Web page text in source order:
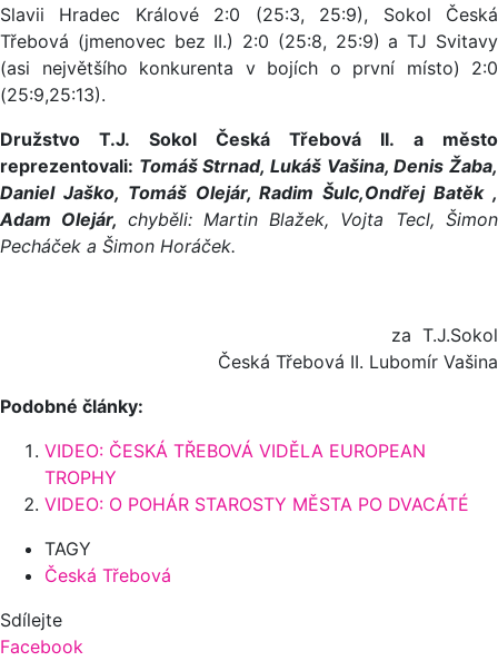
Slavii Hradec Králové 2:0 (25:3, 25:9), Sokol Česká
Třebová (jmenovec bez II.) 2:0 (25:8, 25:9) a TJ Svitavy
(asi největšího konkurenta v bojích o první místo) 2:0
(25:9,25:13).
Družstvo T.J. Sokol Česká Třebová II. a město
reprezentovali: Tomáš Strnad, Lukáš Vašina, Denis Žaba,
Daniel Jaško, Tomáš Olejár, Radim Šulc,Ondřej Batěk ,
Adam Olejár, chyběli: Martin Blažek, Vojta Tecl, Šimon
Pecháček a Šimon Horáček.
za T.J.Sokol
Česká Třebová II. Lubomír Vašina
Podobné články:
VIDEO: ČESKÁ TŘEBOVÁ VIDĚLA EUROPEAN
TROPHY
VIDEO: O POHÁR STAROSTY MĚSTA PO DVACÁTÉ
TAGY
Česká Třebová
Sdílejte
Facebook